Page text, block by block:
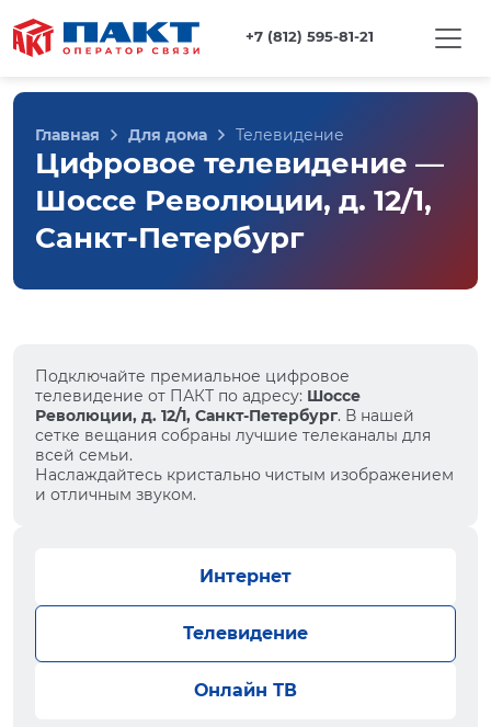
+7 (812) 595-81-21
Главная Для дома Телевидение
Цифровое телевидение —
Шоссе Революции, д. 12/1,
Санкт-Петербург
Подключайте премиальное цифровое
телевидение от ПАКТ по адресу: Шоссе
Революции, д. 12/1, Санкт-Петербург. В нашей
сетке вещания собраны лучшие телеканалы для
всей семьи.
Наслаждайтесь кристально чистым изображением
и отличным звуком.
Интернет
Телевидение
Онлайн ТВ